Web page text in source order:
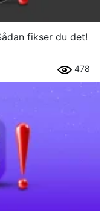
fikser du det!
478